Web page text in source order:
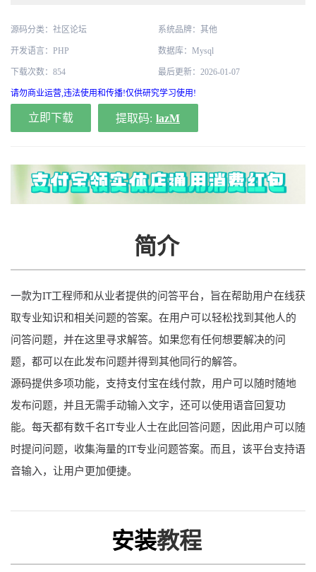
源码分类： 社区论坛 系统品牌：其他
开发语言：PHP 数据库：Mysql
下载次数：854 最后更新：2026-01-07
请勿商业运营,违法使用和传播!仅供研究学习使用!
立即下载 提取码: lazM
简介
一款为IT工程师和从业者提供的问答平台，旨在帮助用户在线获
取专业知识和相关问题的答案。在用户可以轻松找到其他人的
问答问题，并在这里寻求解答。如果您有任何想要解决的问
题，都可以在此发布问题并得到其他同行的解答。
源码提供多项功能，支持支付宝在线付款，用户可以随时随地
发布问题，并且无需手动输入文字，还可以使用语音回复功
能。每天都有数千名IT专业人士在此回答问题，因此用户可以随
时提问问题，收集海量的IT专业问题答案。而且，该平台支持语
音输入，让用户更加便捷。
安装教程